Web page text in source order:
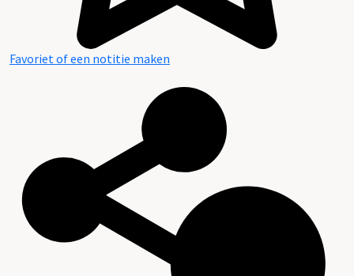
Favoriet of een notitie maken